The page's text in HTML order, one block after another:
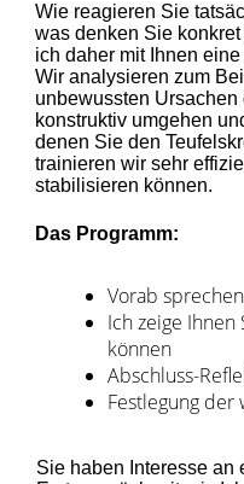
Wie reagieren Sie
was denken Sie
ich daher mit Ihnen
Wir analysieren zum
unbewussten
konstruktiv umgehen
denen Sie den
trainieren wir sehr
stabilisieren können.
Das Programm:
Vorab
Ich zeige
können
Abschluss-
Festlegung
Sie haben Interesse an